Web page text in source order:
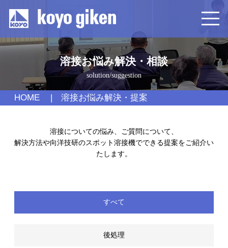
溶接お悩み解決・相談
solution/suggestion
HOME 溶接お悩み解決・提案
溶接についての悩み、ご質問について、
解決方法や向洋技研のスポット溶接機でできる提案をご紹介い
たします。
すべて
後処理